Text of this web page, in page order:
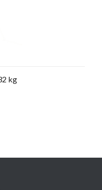
kg